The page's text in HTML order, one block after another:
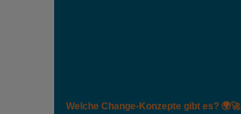
Welche Change-Konzepte gibt es? 🌍🚀